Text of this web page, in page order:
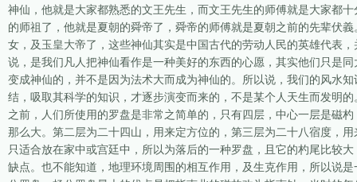
神仙，他就是大家都熟悉的文王先生，而文王先生的师傅就是大家都
的师祖了，他就是夏朝的舜帝了，舜帝的师傅就是夏朝之前的先辈伏
女，及玉皇大帝了，这些神仙其实是中国古代的劳动人民的英雄代表
说，是我们凡人把神仙看作是一种美好的东西的心愿，其实他们只是
变成神仙的，并不是因为法术大而成为神仙的。所以说，我们的风水
结，吸取其科学的知识，才逐步演变而来的，不是某个人天生而发明
之前，人们所使用的罗盘是非常之简单的，只有四层，中心一层是磁
那么大。第二层为二十四山，用来定方位的，第三层为二十八宿度，
只适合放在家中或宫廷中，所以为落后的一种罗盘，且它的杓尾比较
缺点。也不能知道，地理环境周围的相互作用，及生克作用，所以说